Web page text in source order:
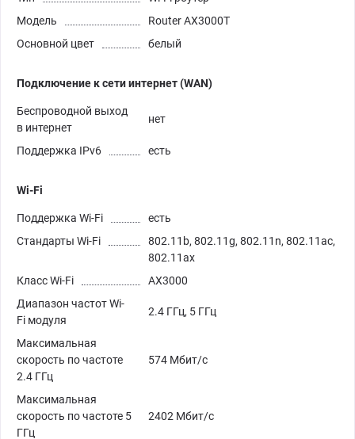
Модель
Router AX3000T
Основной цвет
белый
Подключение к сети интернет (WAN)
Беспроводной выход
в интернет
нет
Поддержка IPv6 есть
Wi-Fi
Поддержка Wi-Fi
есть
Стандарты Wi-Fi
802.11b, 802.11g, 802.11n, 802.11ac,
802.11ax
Класс Wi-Fi
AX3000
Диапазон частот Wi-
Fi модуля
2.4 ГГц, 5 ГГц
Максимальная
скорость по частоте
2.4 ГГц
574 Мбит/с
Максимальная
скорость по частоте 5
ГГц
2402 Мбит/с